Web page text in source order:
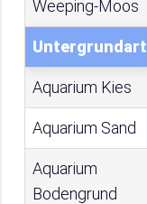
Weeping-Moos
Untergrundart
Aquarium Kies
Aquarium Sand
Aquarium
Bodengrund